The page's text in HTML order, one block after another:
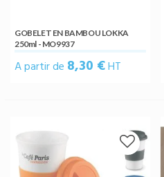
GOBELET EN BAMBOU LOKKA
250ml - MO9937
A partir de 8,30 €HT